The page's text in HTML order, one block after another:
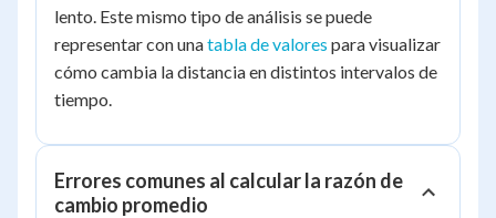
lento. Este mismo tipo de análisis se puede
representar con unatabla de valores para visualizar
cómo cambia la distancia en distintos intervalos de
tiempo.
Errores comunes al calcular la razón de
cambio promedio